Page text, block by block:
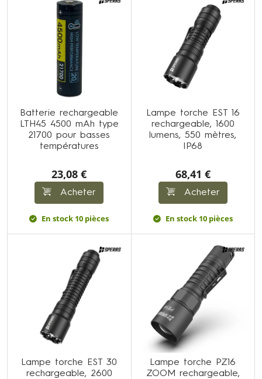
Batterie rechargeable
LTH45 4500 mAh type
21700 pour basses
températures
23,08 €
Acheter
En stock 10 pièces
Lampe torche EST 16
rechargeable, 1600
lumens, 550 mètres,
IP68
68,41 €
Acheter
En stock 10 pièces
Lampe torche EST 30
rechargeable, 2600
Lampe torche PZ16
ZOOM rechargeable,